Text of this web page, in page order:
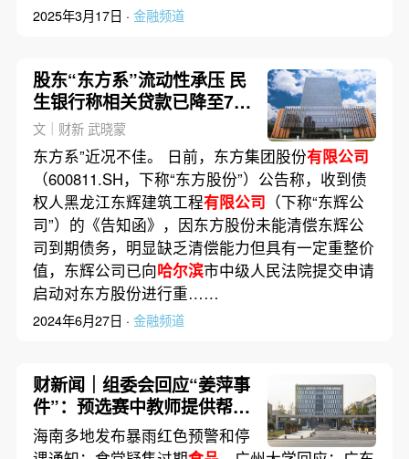
2025年3月17日 · 金融频道
股东“东方系”流动性承压 民
生银行称相关贷款已降至70
多亿元
文｜财新 武晓蒙
东方系”近况不佳。 日前，东方集团股份有限公司
（600811.SH，下称“东方股份”）公告称，收到债
权人黑龙江东辉建筑工程有限公司 （下称“东辉公
司”）的《告知函》，因东方股份未能清偿东辉公
司到期债务，明显缺乏清偿能力但具有一定重整价
值，东辉公司已向哈尔滨市中级人民法院提交申请
启动对东方股份进行重……
2024年6月27日 · 金融频道
财新闻｜组委会回应“姜萍事
件”：预选赛中教师提供帮助
系违规
海南多地发布暴雨红色预警和停